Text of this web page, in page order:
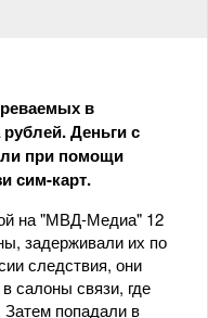
в
Деньги с
при помощи
сим-карт.
на "МВД-Медиа" 12
задерживали их по
следствия, они
салоны связи, где
Затем попадали в